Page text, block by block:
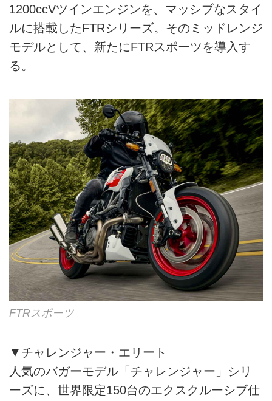
1200ccVツインエンジンを、マッシブなスタイ
ルに搭載したFTRシリーズ。そのミッドレンジ
モデルとして、新たにFTRスポーツを導入す
る。
FTRスポーツ
▼チャレンジャー・エリート
人気のバガーモデル「チャレンジャー」シリ
ーズに、世界限定150台のエクスクルーシブ仕